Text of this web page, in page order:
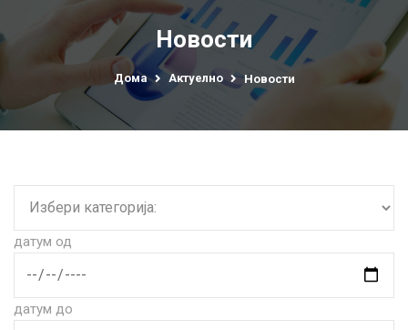
Новости
Дома Актуелно Новости
датум од
датум до